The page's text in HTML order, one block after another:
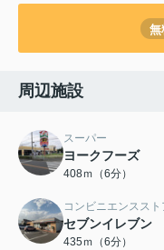
無
周辺施設
スーパー
ヨークフーズ
408ｍ（6分）
コンビニエンススト
セブンイレブン
435ｍ（6分）